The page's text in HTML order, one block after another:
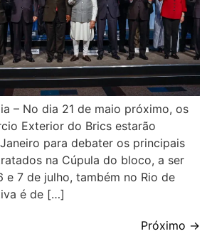
– No dia 21 de maio próximo, os
Exterior do Brics estarão
para debater os principais
na Cúpula do bloco, a ser
e 7 de julho, também no Rio de
é de […]
Próximo →